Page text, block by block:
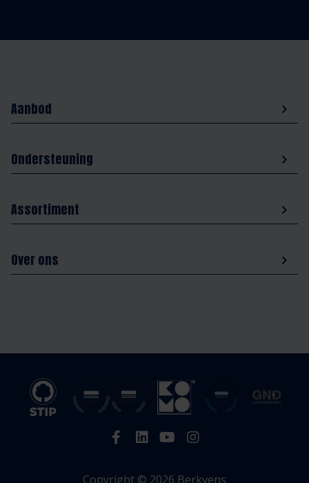
Aanbod
Ondersteuning
Assortiment
Over ons
Copyright © 2026 Berkvens